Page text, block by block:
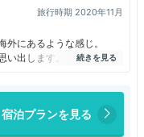
旅行時期 2020年11月
にあるような感じ。
出します。
宿泊プランを見る